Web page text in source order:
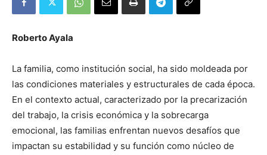
Roberto Ayala
La familia, como institución social, ha sido moldeada por
las condiciones materiales y estructurales de cada época.
En el contexto actual, caracterizado por la precarización
del trabajo, la crisis económica y la sobrecarga
emocional, las familias enfrentan nuevos desafíos que
impactan su estabilidad y su función como núcleo de